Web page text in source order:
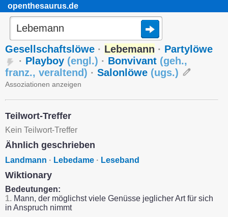
openthesaurus.de
Gesellschaftslöwe · Lebemann · Partylöwe
· Playboy (engl.) · Bonvivant (geh.,
franz., veraltend) · Salonlöwe (ugs.)
Assoziationen anzeigen
Teilwort-Treffer
Kein Teilwort-Treffer
Ähnlich geschrieben
Landmann · Lebedame · Leseband
Wiktionary
Bedeutungen:
1. Mann, der möglichst viele Genüsse jeglicher Art für sich
in Anspruch nimmt